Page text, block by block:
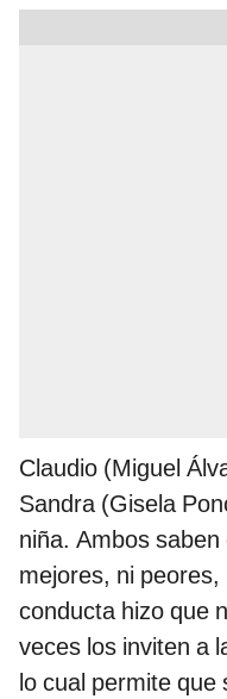
Claudio (Miguel
Sandra (Gisela
niña. Ambos
mejores, ni
conducta hizo que
veces los inviten a
lo cual permite que